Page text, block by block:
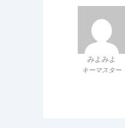
みよみよ
キーマスター